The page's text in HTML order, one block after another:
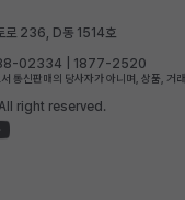
로 236, D동 1514호
88-02334 | 1877-2520
통신판매의 당사자가 아니며, 상품, 거
right reserved.